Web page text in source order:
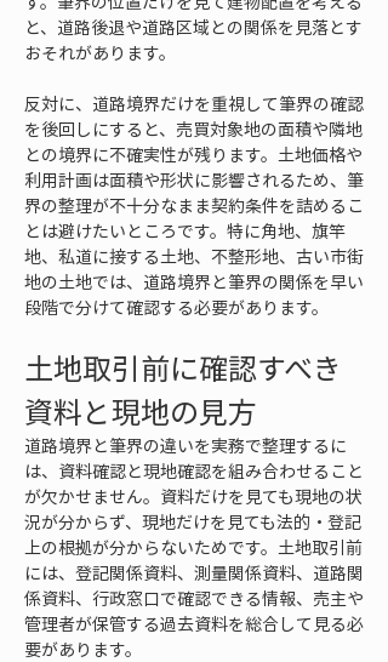
と、道路後退や道路区域との関係を見落とす
おそれがあります。
反対に、道路境界だけを重視して筆界の確認
を後回しにすると、売買対象地の面積や隣地
との境界に不確実性が残ります。土地価格や
利用計画は面積や形状に影響されるため、筆
界の整理が不十分なまま契約条件を詰めるこ
とは避けたいところです。特に角地、旗竿
地、私道に接する土地、不整形地、古い市街
地の土地では、道路境界と筆界の関係を早い
段階で分けて確認する必要があります。
土地取引前に確認すべき
資料と現地の見方
道路境界と筆界の違いを実務で整理するに
は、資料確認と現地確認を組み合わせること
が欠かせません。資料だけを見ても現地の状
況が分からず、現地だけを見ても法的・登記
上の根拠が分からないためです。土地取引前
には、登記関係資料、測量関係資料、道路関
係資料、行政窓口で確認できる情報、売主や
管理者が保管する過去資料を総合して見る必
要があります。